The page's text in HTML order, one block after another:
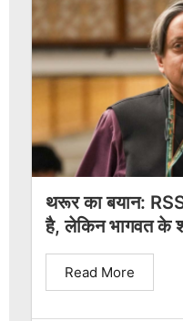
थरूर का बयान: RSS
है, लेकिन भागवत के
Read More